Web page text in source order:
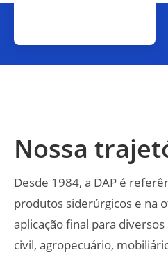
Nossa
Desde 1984, a DAP é
produtos siderúrgicos e na
aplicação final para
civil, agropecuário,